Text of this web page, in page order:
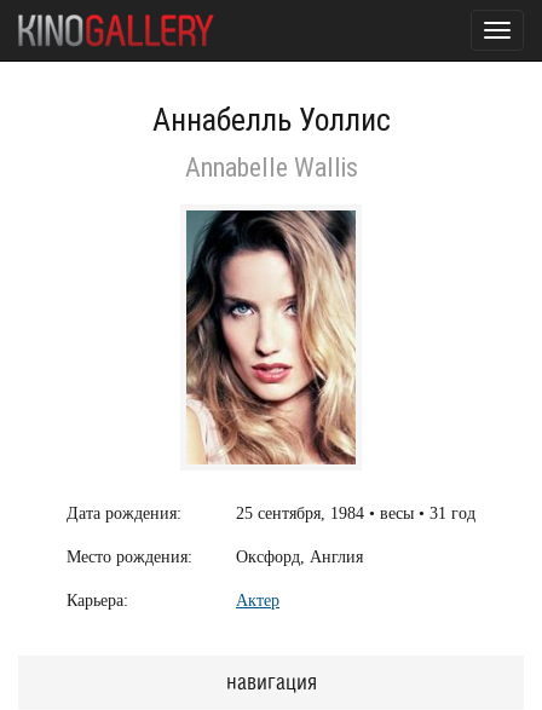
Аннабелль Уоллис
Annabelle Wallis
Дата рождения: 25 сентября, 1984 • весы • 31 год
Место рождения: Оксфорд, Англия
Карьера: Актер
навигация